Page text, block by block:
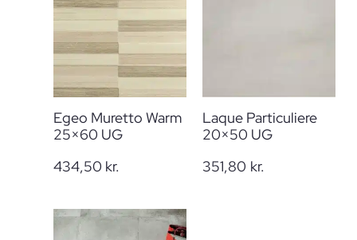
Egeo Muretto Warm
25×60 UG
434,50 kr.
Laque Particuliere
20×50 UG
351,80 kr.